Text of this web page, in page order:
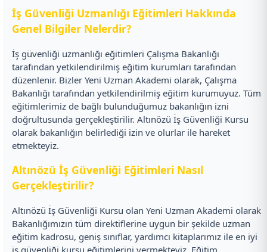
İş Güvenliği Uzmanlığı Eğitimleri Hakkında
Genel Bilgiler Nelerdir?
İş güvenliği uzmanlığı eğitimleri Çalışma Bakanlığı
tarafından yetkilendirilmiş eğitim kurumları tarafından
düzenlenir. Bizler Yeni Uzman Akademi olarak, Çalışma
Bakanlığı tarafından yetkilendirilmiş eğitim kurumuyuz. Tüm
eğitimlerimiz de bağlı bulunduğumuz bakanlığın izni
doğrultusunda gerçekleştirilir. Altınözü İş Güvenliği Kursu
olarak bakanlığın belirlediği izin ve olurlar ile hareket
etmekteyiz.
Altınözü İş Güvenliği Eğitimleri Nasıl
Gerçekleştirilir?
Altınözü İş Güvenliği Kursu olan Yeni Uzman Akademi olarak
Bakanlığımızın tüm direktiflerine uygun bir şekilde uzman
eğitim kadrosu, geniş sınıflar, yardımcı kitaplarımız ile en iyi
iş güvenliği kursu eğitimlerini vermekteyiz. Eğitim